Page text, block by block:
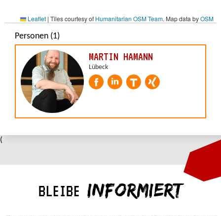
(
BLEIBE INFORMIERT